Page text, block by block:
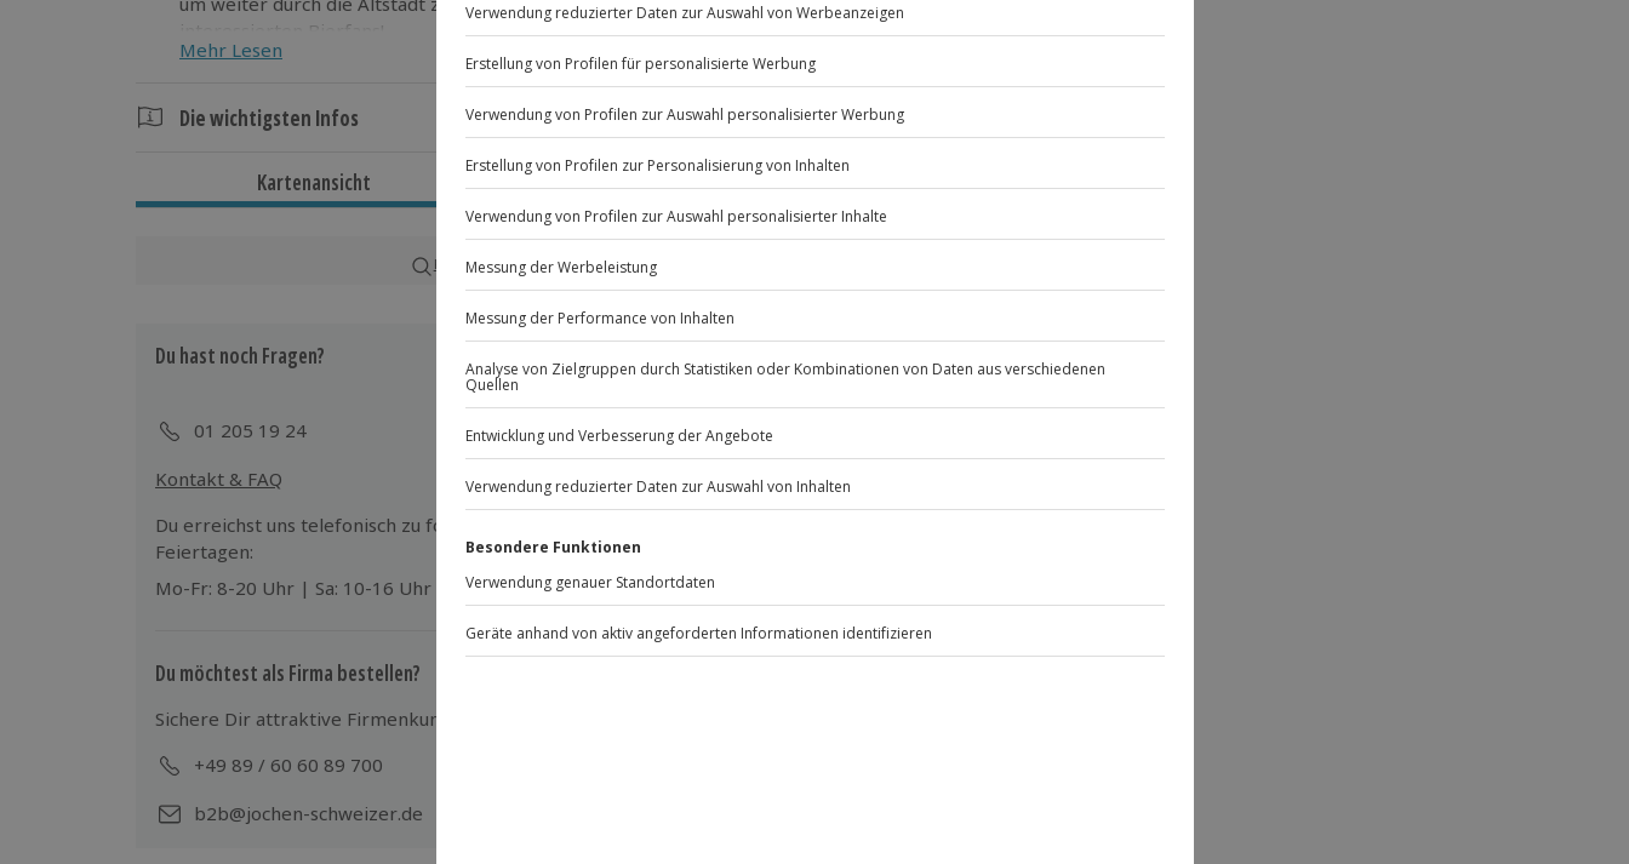
interessierten Bierfans!
Mehr Lesen
Die wichtigsten Infos
Gesamtdauer: ca. 1,5 Stunden
Reine Erlebnisdauer: ca. 1 Stunde
Ganzjährig zu bestimmten Terminen verfügbar
Normale physische und psychische Verfassung
Mitzubringen: bequemes Schuhwerk; dem Wetter entsprechende
Kleidung
Gutschein gültig für 1 Person
Hinweis
Kartenansicht Listenansicht
© OpenStreetMaps
Karte in Großansicht
Du hast noch Fragen?
01 205 19 24
Kontakt & FAQ
Mühldorfstraße 8
81671
Du erreichst uns telefonisch zu folgenden Zeiten, außer an bundesweiten
Feiertagen:
Mo-Fr: 8-20 Uhr | Sa: 10-16 Uhr
Du möchtest als Firma bestellen?
Sichere Dir attraktive Firmenkunden Vorteile.
+49 89 / 60 60 89 700
b2b@jochen-schweizer.de